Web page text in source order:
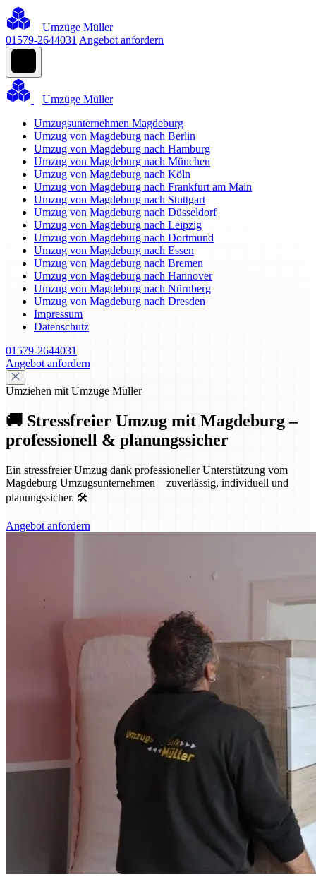
Umzüge Müller
01579-2644031 Angebot anfordern
Umzüge Müller
Umzugsunternehmen Magdeburg
Umzug von Magdeburg nach Berlin
Umzug von Magdeburg nach Hamburg
Umzug von Magdeburg nach München
Umzug von Magdeburg nach Köln
Umzug von Magdeburg nach Frankfurt am Main
Umzug von Magdeburg nach Stuttgart
Umzug von Magdeburg nach Düsseldorf
Umzug von Magdeburg nach Leipzig
Umzug von Magdeburg nach Dortmund
Umzug von Magdeburg nach Essen
Umzug von Magdeburg nach Bremen
Umzug von Magdeburg nach Hannover
Umzug von Magdeburg nach Nürnberg
Umzug von Magdeburg nach Dresden
Impressum
Datenschutz
01579-2644031
Angebot anfordern
Umziehen mit Umzüge Müller
🚚 Stressfreier Umzug mit Magdeburg –
professionell & planungssicher
Ein stressfreier Umzug dank professioneller Unterstützung vom
Magdeburg Umzugsunternehmen – zuverlässig, individuell und
planungssicher. 🛠️
Angebot anfordern